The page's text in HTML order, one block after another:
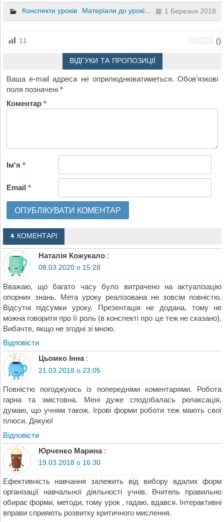
Конспекти уроків Матеріали до уроків Літературне читання
1 Березня 2018
11 ()
ВІДГУКИ ТА ПРОПОЗИЦІЇ
Ваша e-mail адреса не оприлюднюватиметься. Обов’язкові
поля позначені*
Коментар*
Ім'я*
Email*
4 КОМЕНТАРІ
Наталія Кожукало :
08.03.2020 о 15:28
Вважаю, що багато часу було витрачено на актуалізацію
опорних знань. Мета уроку реалізована не зовсім повністю.
Відсутні підсумки уроку. Презентація не додана, тому не
можна говорити про її роль (в конспекті про це теж не сказано).
Вибачте, якщо не згодні зі мною.
Відповіcти
Цьомко Інна :
21.03.2018 о 23:05
Повністю погоджуюсь із попередніми коментарями. Робота
гарна та змістовна. Мені дуже сподобалась релаксація,
думаю, що учням також. Ігрові форми роботи теж мають свої
плюси. Дякую!
Відповіcти
Юрченко Марина :
19.03.2018 о 16:30
Ефективність навчання залежить від вибору вдалих форм
організації навчальної діяльності учнів. Вчитель правильно
обирає форми, методи, тому урок , гадаю, вдався. Інтерактивні
вправи сприяють розвитку критичного мислення.